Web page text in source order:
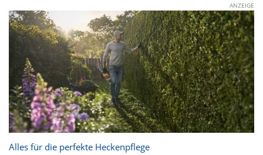
ANZEIGE
Alles für die perfekte Heckenpflege